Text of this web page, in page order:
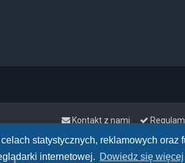
statystycznych, reklamowych
internetowej. Dowiedz się więcej
Kontakt z nami